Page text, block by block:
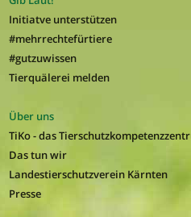
Initiatve unterstützen
#mehrrechtefürtiere
#gutzuwissen
Tierquälerei melden
Über uns
TiKo - das
Das tun wir
Landestierschutzverein Kärnten
Presse